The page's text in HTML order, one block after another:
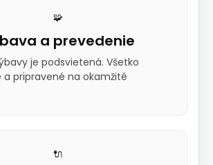
🧩
a prevedenie
je podsvietená. Všetko
pripravené na okamžité
🔌